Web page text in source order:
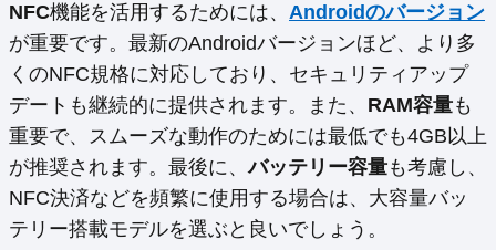
NFC機能を活用するためには、 Androidのバージョン
が重要です。最新のAndroidバージョンほど、より多
くのNFC規格に対応しており、セキュリティアップ
デートも継続的に提供されます。また、 RAM容量も
重要で、スムーズな動作のためには最低でも4GB以上
が推奨されます。最後に、バッテリー容量も考慮し、
NFC決済などを頻繁に使用する場合は、大容量バッ
テリー搭載モデルを選ぶと良いでしょう。